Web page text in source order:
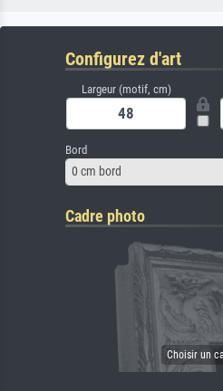
Configurez d'art
Largeur (motif, cm)
Bord
0 cm bord
Cadre photo